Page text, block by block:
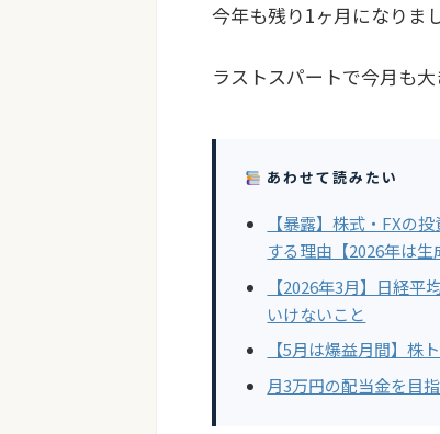
今年も残り1ヶ月になりま
ラストスパートで今月も
あわせて読みたい
【暴露】株式・FXの
する理由【2026年は生
【2026年3月】日経
いけないこと
【5月は爆益月間】株
月3万円の配当金を目